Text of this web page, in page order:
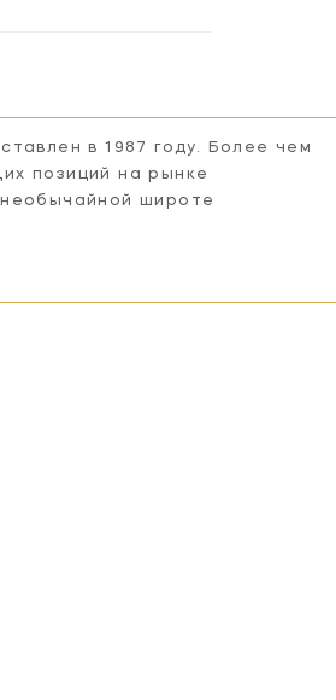
в 1987 году. Более чем
позиций на рынке
необычайной широте